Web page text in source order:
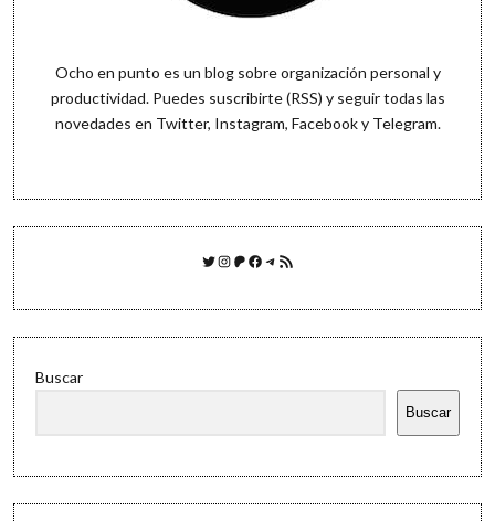
Ocho en punto es un blog sobre organización personal y
productividad. Puedes suscribirte (RSS) y seguir todas las
novedades en Twitter, Instagram, Facebooky Telegram.
Twitter
Instagram
Patreon
Facebook
Telegram
Feed RSS
Buscar
Buscar